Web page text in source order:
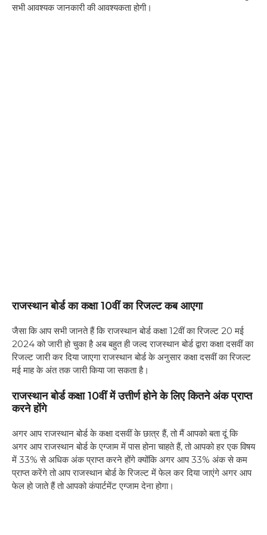
सभी आवश्यक जानकारी की आवश्यकता होगी।
राजस्थान बोर्ड का कक्षा 10वीं का रिजल्ट कब आएगा
जैसा कि आप सभी जानते हैं कि राजस्थान बोर्ड कक्षा 12वीं का रिजल्ट 20 मई
2024 को जारी हो चुका है अब बहुत ही जल्द राजस्थान बोर्ड द्वारा कक्षा दसवीं का
रिजल्ट जारी कर दिया जाएगा राजस्थान बोर्ड के अनुसार कक्षा दसवीं का रिजल्ट
मई माह के अंत तक जारी किया जा सकता है।
राजस्थान बोर्ड कक्षा 10वीं में उत्तीर्ण होने के लिए कितने अंक प्राप्त
करने होंगे
अगर आप राजस्थान बोर्ड के कक्षा दसवीं के छात्र हैं, तो मैं आपको बता दूं कि
अगर आप राजस्थान बोर्ड के एग्जाम में पास होना चाहते हैं, तो आपको हर एक विषय
में 33% से अधिक अंक प्राप्त करने होंगे क्योंकि अगर आप 33% अंक से कम
प्राप्त करेंगे तो आप राजस्थान बोर्ड के रिजल्ट में फेल कर दिया जाएंगे अगर आप
फेल हो जाते हैं तो आपको कंपार्टमेंट एग्जाम देना होगा।